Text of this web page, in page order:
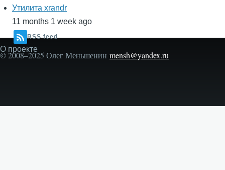
Утилита xrandr
11 months 1 week ago
RSS feed
Secondary
menu
О проекте
© 2008–2025 Олег Меньшенин mensh@yandex.ru